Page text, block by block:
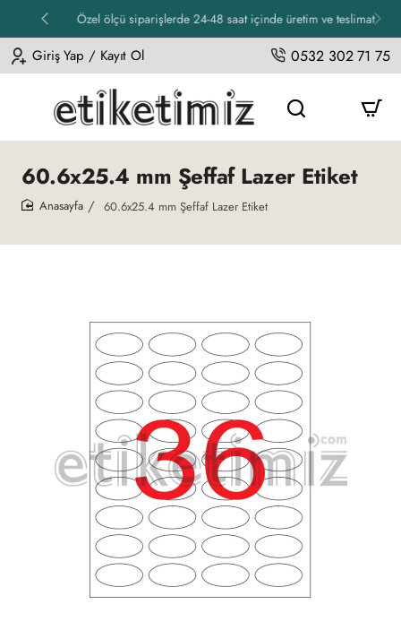
Özel ölçü siparişlerde 24-48 saat içinde üretim ve teslimat
Giriş Yap / Kayıt Ol 0532 302 71 75
60.6x25.4 mm Şeffaf Lazer Etiket
60.6x25.4 mm Şeffaf Lazer Etiket